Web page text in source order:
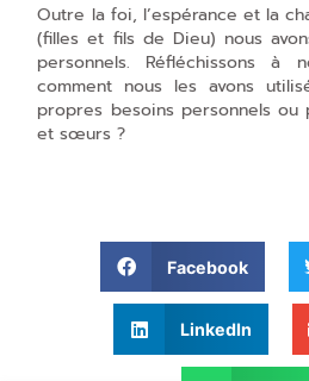
Outre la foi, l’espérance et la
(filles et fils de Dieu) nous
personnels. Réfléchissons à
comment nous les avons
propres besoins personnels
et sœurs ?
Facebook
LinkedIn